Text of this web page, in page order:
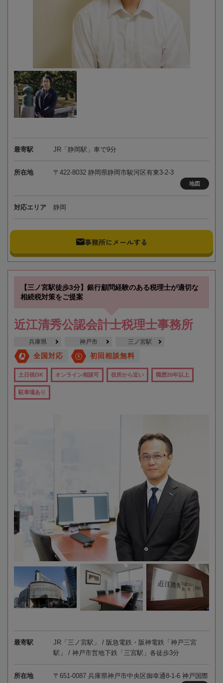
最寄駅 JR「静岡駅」車で9分
所在地 〒422-8032 静岡県静岡市駿河区有東3-2-3
地図
対応エリア 静岡
事務所にメールする
【三ノ宮駅徒歩3分】銀行顧問経験のある税理士が適切な
相続税対策をご提案
近江清秀公認会計士税理士事務所
兵庫県 神戸市 三ノ宮駅
全国対応 初回相談無料
土日祝OK オンライン相談可 役所から近い 職歴20年以上
駐車場あり
最寄駅
JR「三ノ宮駅」 / 阪急電鉄・阪神電鉄「神戸三宮
駅」 / 神戸市営地下鉄「三宮駅」各徒歩3分
所在地
〒651-0087 兵庫県神戸市中央区御幸通8-1-6 神戸国際